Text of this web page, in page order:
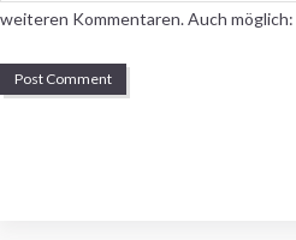
weiteren Kommentaren. Auch möglich: